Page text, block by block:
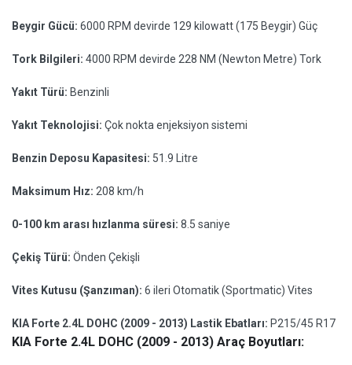
Beygir Gücü: 6000 RPM devirde 129 kilowatt (175 Beygir) Güç
Tork Bilgileri: 4000 RPM devirde 228 NM (Newton Metre) Tork
Yakıt Türü: Benzinli
Yakıt Teknolojisi: Çok nokta enjeksiyon sistemi
Benzin Deposu Kapasitesi: 51.9 Litre
Maksimum Hız: 208 km/h
0-100 km arası hızlanma süresi: 8.5 saniye
Çekiş Türü: Önden Çekişli
Vites Kutusu (Şanzıman): 6 ileri Otomatik (Sportmatic) Vites
KIA Forte 2.4L DOHC (2009 - 2013) Lastik Ebatları: P215/45 R17
KIA Forte 2.4L DOHC (2009 - 2013) Araç Boyutları: